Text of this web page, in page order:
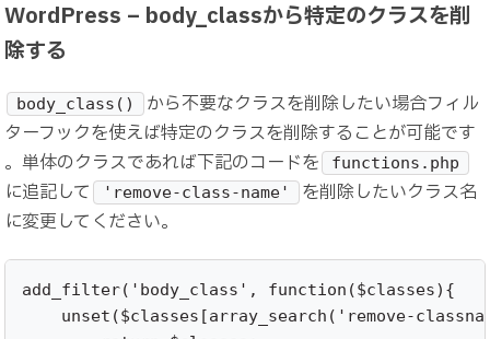
WordPress – body_classから特定のクラスを削
除する
body_class()
から不要なクラスを削除したい場合フィル
ターフックを使えば特定のクラスを削除することが可能です
。単体のクラスであれば下記のコードを
functions.php
に追記して 'remove-class-name'
を削除したいクラス名
に変更してください。
add_filter('body_class', function($classes){
unset($classes[array_search('remove-